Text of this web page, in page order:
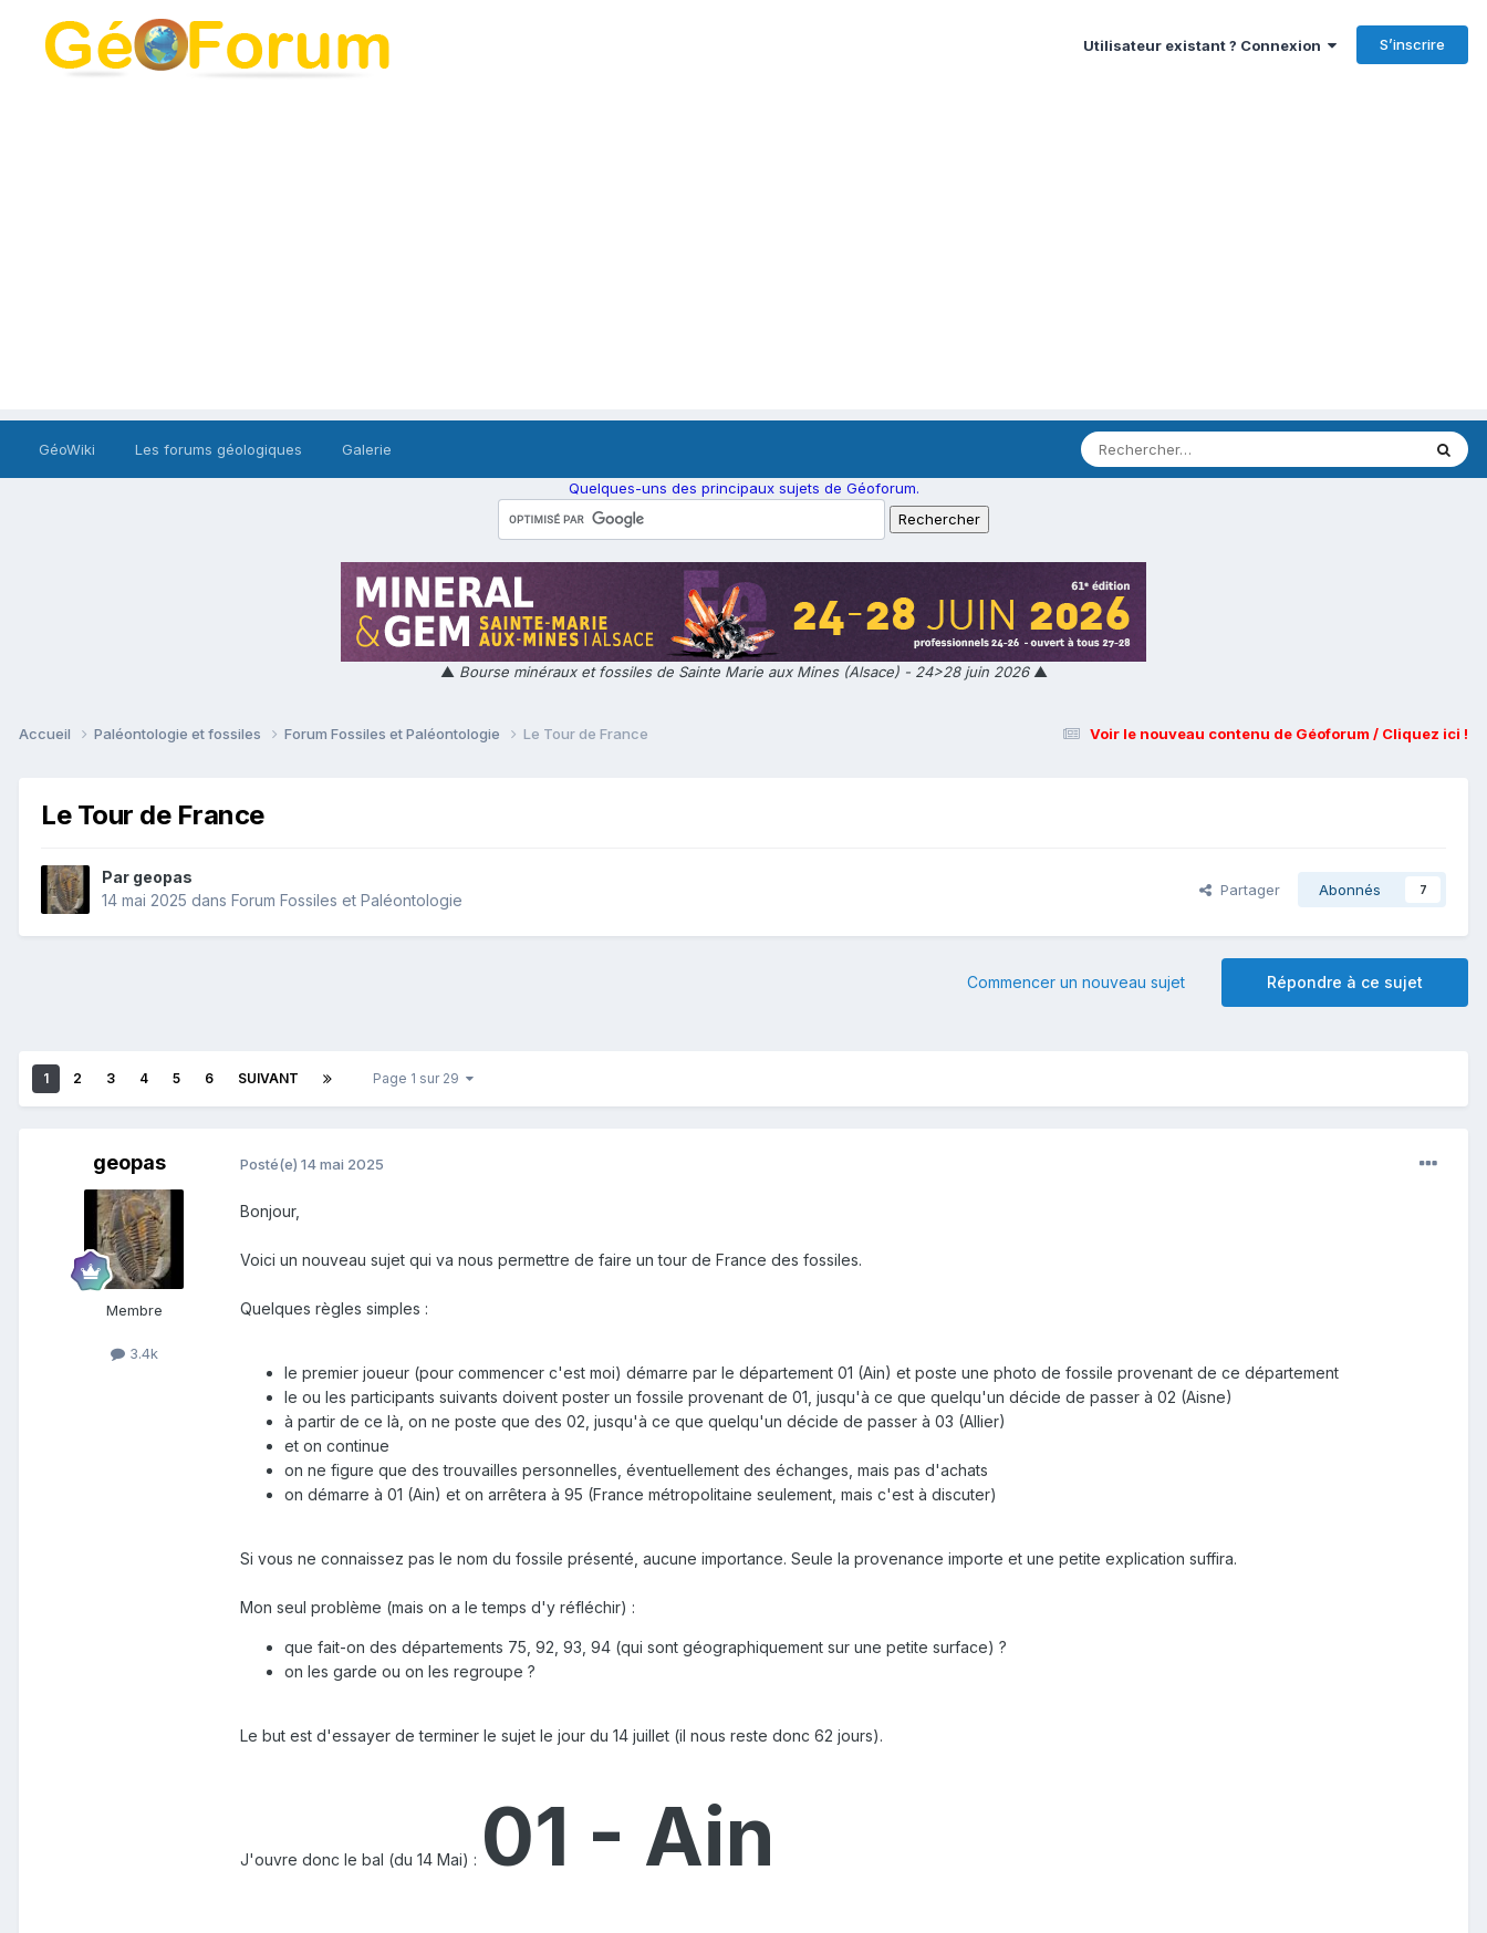
Utilisateur existant ? Connexion S’inscrire
GéoWiki Les forums géologiques Galerie
Quelques-uns des principaux sujets de Géoforum.
▲ Bourse minéraux et fossiles de Sainte Marie aux Mines (Alsace) - 24>28 juin 2026▲
Voir le nouveau contenu de Géoforum / Cliquez ici !
Accueil Paléontologie et fossiles Forum Fossiles et Paléontologie Le Tour de France
Le Tour de France
Par geopas
14 mai 2025 dans Forum Fossiles et Paléontologie
Partager Abonnés 7
Répondre à ce sujet
Commencer un nouveau sujet
1 2 3 4 5 6 SUIVANT Page 1 sur 29
geopas
Membre
3.4k
Posté(e) 14 mai 2025
Bonjour,
Voici un nouveau sujet qui va nous permettre de faire un tour de France des fossiles.
Quelques règles simples :
le premier joueur (pour commencer c'est moi) démarre par le département 01 (Ain) et poste une photo de fossile provenant de ce département
le ou les participants suivants doivent poster un fossile provenant de 01, jusqu'à ce que quelqu'un décide de passer à 02 (Aisne)
à partir de ce là, on ne poste que des 02, jusqu'à ce que quelqu'un décide de passer à 03 (Allier)
et on continue
on ne figure que des trouvailles personnelles, éventuellement des échanges, mais pas d'achats
on démarre à 01 (Ain) et on arrêtera à 95 (France métropolitaine seulement, mais c'est à discuter)
Si vous ne connaissez pas le nom du fossile présenté, aucune importance. Seule la provenance importe et une petite explication suffira.
Mon seul problème (mais on a le temps d'y réfléchir) :
que fait-on des départements 75, 92, 93, 94 (qui sont géographiquement sur une petite surface) ?
on les garde ou on les regroupe ?
Le but est d'essayer de terminer le sujet le jour du 14 juillet (il nous reste donc 62 jours).
J'ouvre donc le bal (du 14 Mai) : 01 - Ain